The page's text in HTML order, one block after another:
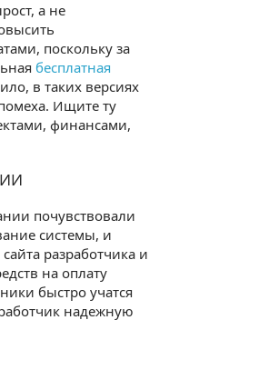
а не
поскольку за
бесплатная
в таких версиях
Ищите ту
финансами,
почувствовали
системы, и
разработчика и
на оплату
быстро учатся
надежную